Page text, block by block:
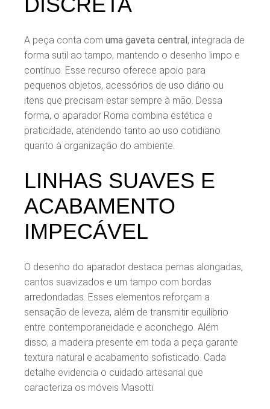
A peça conta comuma gaveta central, integrada de
forma sutil ao tampo, mantendo o desenho limpo e
contínuo. Esse recurso oferece apoio para
pequenos objetos, acessórios de uso diário ou
itens que precisam estar sempre à mão. Dessa
forma, o aparador Roma combina estética e
praticidade, atendendo tanto ao uso cotidiano
quanto à organização do ambiente.
LINHAS SUAVES E
ACABAMENTO
IMPECÁVEL
O desenho do aparador destaca pernas alongadas,
cantos suavizados e um tampo com bordas
arredondadas. Esses elementos reforçam a
sensação de leveza, além de transmitir equilíbrio
entre contemporaneidade e aconchego. Além
disso, a madeira presente em toda a peça garante
textura natural e acabamento sofisticado. Cada
detalhe evidencia o cuidado artesanal que
caracteriza os móveis Masotti.